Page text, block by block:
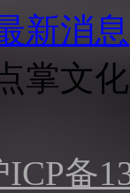
新消息
掌文
备